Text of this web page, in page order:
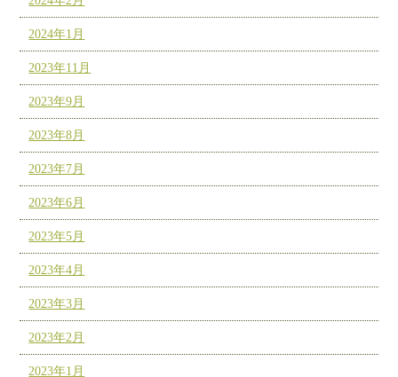
2024年1月
2023年11月
2023年9月
2023年8月
2023年7月
2023年6月
2023年5月
2023年4月
2023年3月
2023年2月
2023年1月